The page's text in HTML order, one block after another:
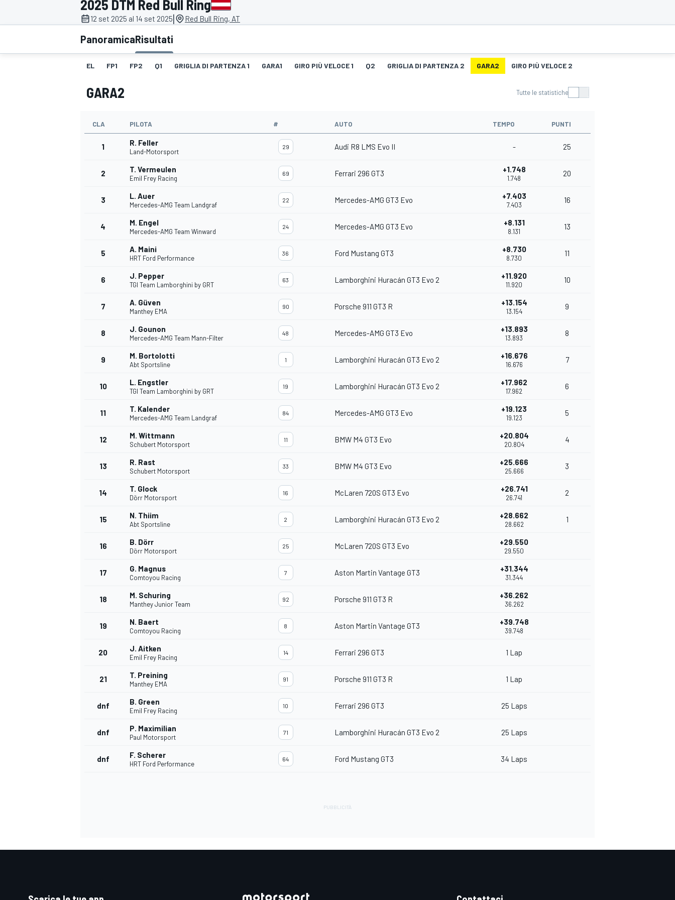
MOTOGP WEC
WRC
MONOPOSTO
2025 DTM Red Bull Ring
12 set 2025 al 14 set 2025| Red Bull Ring, AT
PanoramicaRisultati
EL FP1 FP2 Q1 GRIGLIA DI PARTENZA 1 GARA1 GIRO PIÙ VELOCE 1 Q2 GRIGLIA DI PARTENZA 2 GARA2 GIRO PIÙ VELOCE 2
GARA2 Tutte le statistiche
CLA PILOTA # AUTO TEMPO PUNTI
1 R. Feller
Land-Motorsport
29 Audi R8 LMS Evo II - 25
2 T. Vermeulen
Emil Frey Racing
69 Ferrari 296 GT3 +1.748
1.748
20
3 L. Auer
Mercedes-AMG Team Landgraf
22 Mercedes-AMG GT3 Evo +7.403
7.403
16
4 M. Engel
Mercedes-AMG Team Winward
24 Mercedes-AMG GT3 Evo +8.131
8.131
13
5 A. Maini
HRT Ford Performance
36 Ford Mustang GT3 +8.730
8.730
11
6 J. Pepper
TGI Team Lamborghini by GRT
63 Lamborghini Huracán GT3 Evo 2 +11.920
11.920
10
7 A. Güven
Manthey EMA
90 Porsche 911 GT3 R +13.154
13.154
9
8 J. Gounon
Mercedes-AMG Team Mann-Filter
48 Mercedes-AMG GT3 Evo +13.893
13.893
8
9 M. Bortolotti
Abt Sportsline
1 Lamborghini Huracán GT3 Evo 2 +16.676
16.676
7
10 L. Engstler
TGI Team Lamborghini by GRT
19 Lamborghini Huracán GT3 Evo 2 +17.962
17.962
6
11 T. Kalender
Mercedes-AMG Team Landgraf
84 Mercedes-AMG GT3 Evo +19.123
19.123
5
12 M. Wittmann
Schubert Motorsport
11 BMW M4 GT3 Evo +20.804
20.804
4
13 R. Rast
Schubert Motorsport
33 BMW M4 GT3 Evo +25.666
25.666
3
14 T. Glock
Dörr Motorsport
16 McLaren 720S GT3 Evo +26.741
26.741
2
15 N. Thiim
Abt Sportsline
2 Lamborghini Huracán GT3 Evo 2 +28.662
28.662
1
16 B. Dörr
Dörr Motorsport
25 McLaren 720S GT3 Evo +29.550
29.550
17 G. Magnus
Comtoyou Racing
7 Aston Martin Vantage GT3 +31.344
31.344
18 M. Schuring
Manthey Junior Team
92 Porsche 911 GT3 R +36.262
36.262
19 N. Baert
Comtoyou Racing
8 Aston Martin Vantage GT3 +39.748
39.748
20 J. Aitken
Emil Frey Racing
14 Ferrari 296 GT3 1 Lap
21 T. Preining
Manthey EMA
91 Porsche 911 GT3 R 1 Lap
dnf B. Green
Emil Frey Racing
10 Ferrari 296 GT3 25 Laps
dnf P. Maximilian
Paul Motorsport
71 Lamborghini Huracán GT3 Evo 2 25 Laps
dnf F. Scherer
HRT Ford Performance
64 Ford Mustang GT3 34 Laps